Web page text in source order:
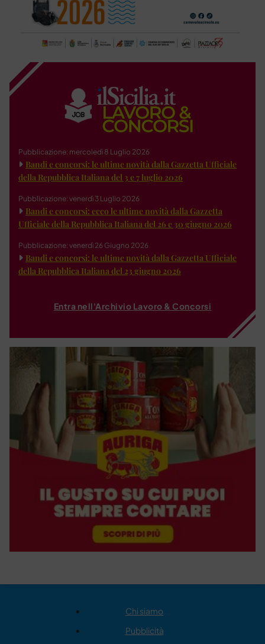
Pubblicazione: mercoledì 8 Luglio 2026
Bandi e concorsi: le ultime novità dalla Gazzetta Ufficiale
della Repubblica Italiana del 3 e 7 luglio 2026
Pubblicazione: venerdì 3 Luglio 2026
Bandi e concorsi: ecco le ultime novità dalla Gazzetta
Ufficiale della Repubblica Italiana del 26 e 30 giugno 2026
Pubblicazione: venerdì 26 Giugno 2026
Bandi e concorsi: le ultime novità dalla Gazzetta Ufficiale
della Repubblica Italiana del 23 giugno 2026
Entra nell'Archivio Lavoro & Concorsi
Chi siamo
Pubblicità